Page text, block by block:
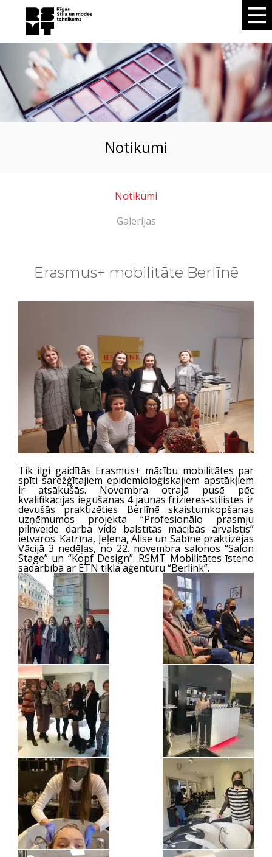
notikumi
Notikumi
Galerijas
Erasmus+ mobilitāte Berlīnē
Tik ilgi gaidītās Erasmus+ mācību mobilitātes par
spīti sarežģītajiem epidemioloģiskajiem apstākļiem
ir atsākušās. Novembra otrajā pusē pēc
kvalifikācijas iegūšanas 4 jaunās frizieres-stilistes ir
devušās praktizēties Berlīnē skaistumkopšanas
uzņēmumos projekta “Profesionālo prasmju
pilnveide darba vidē balstītās mācībās ārvalstīs”
ietvaros. Katrīna, Jeļena, Alise un Sabīne praktizējas
Vācijā 3 nedēļas, no 22. novembra salonos “Salon
Stage” un “Kopf Design”. RSMT Mobilitātes īsteno
sadarbībā ar ETN tīkla aģentūru “Berlink”.